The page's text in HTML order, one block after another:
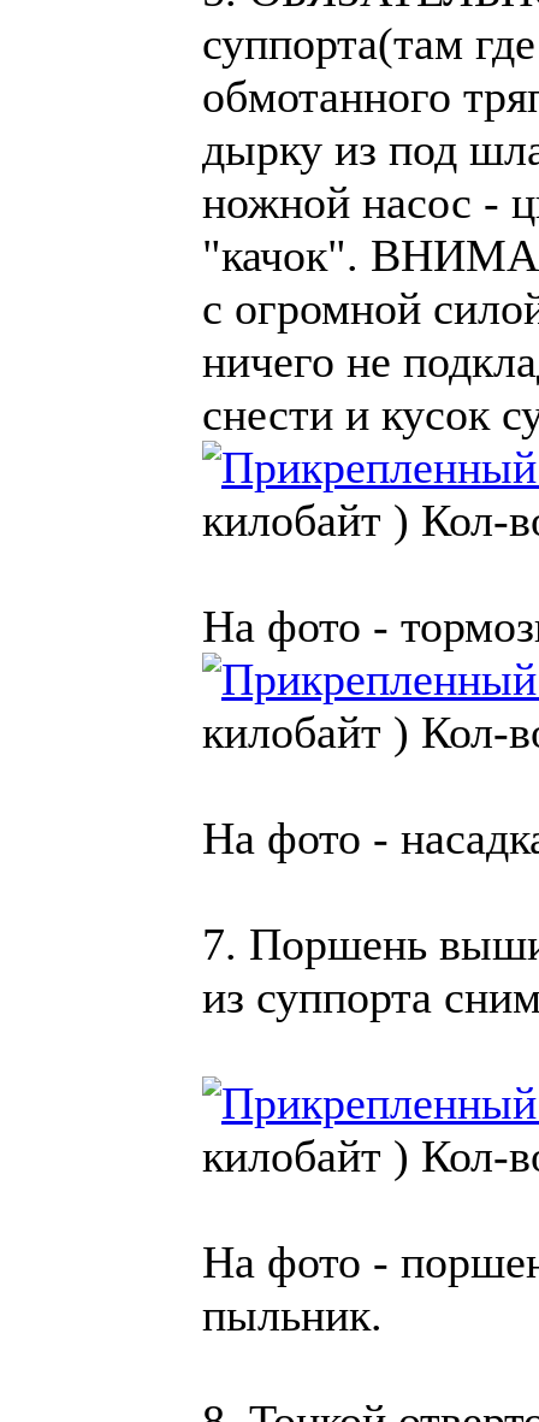
суппорта(там
обмотанного
дырку из под
ножной насос -
"качок".
с огромной
ничего не
снести и кусок
килобайт ) Кол-
На фото -
килобайт ) Кол-
На фото -
7. Поршень
из суппорта
килобайт ) Кол-
На фото -
пыльник.